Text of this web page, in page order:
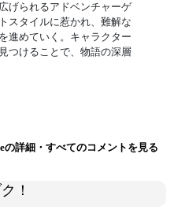
げられるアドベンチャーゲ
スタイルに惹かれ、難解な
進めていく。キャラクター
つけることで、物語の深層
の詳細・すべてのコメントを見る
！